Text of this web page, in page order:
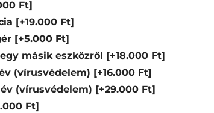
Ft]
[+19.000 Ft]
[+5.000 Ft]
másik eszközről [+18.000 Ft]
(vírusvédelem) [+16.000 Ft]
év (vírusvédelem) [+29.000 Ft]
Ft]